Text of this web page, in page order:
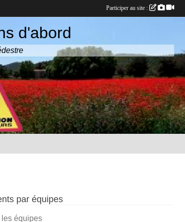
d'abord
par équipes
les équipes
Participer au site :